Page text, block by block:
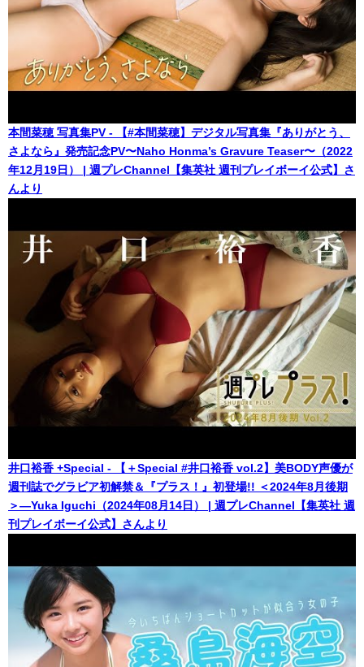
本間菜穂 写真集PV - 【#本間菜穂】デジタル写真集『ありがとう、
さよなら』発売記念PV〜Naho Honma’s Gravure Teaser〜（2022
年12月19日） | 週プレChannel【集英社 週刊プレイボーイ公式】さ
んより
井口裕香 +Special - 【＋Special #井口裕香 vol.2】美BODY声優が
週刊誌でグラビア初解禁＆『プラス！』初登場!! ＜2024年8月後期
＞―Yuka Iguchi（2024年08月14日） | 週プレChannel【集英社 週
刊プレイボーイ公式】さんより